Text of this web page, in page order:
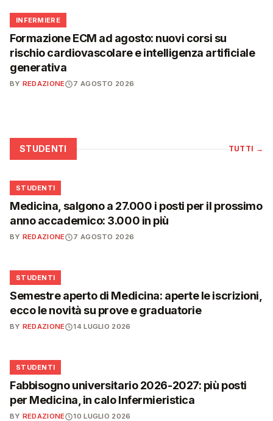
🩺
INFERMIERE
Formazione ECM ad agosto: nuovi corsi su
rischio cardiovascolare e intelligenza artificiale
generativa
BY REDAZIONE 7 AGOSTO 2026
STUDENTI TUTTI →
🎓
STUDENTI
Medicina, salgono a 27.000 i posti per il prossimo
anno accademico: 3.000 in più
BY REDAZIONE 7 AGOSTO 2026
🎓
STUDENTI
Semestre aperto di Medicina: aperte le iscrizioni,
ecco le novità su prove e graduatorie
BY REDAZIONE 14 LUGLIO 2026
🎓
STUDENTI
Fabbisogno universitario 2026-2027: più posti
per Medicina, in calo Infermieristica
BY REDAZIONE 10 LUGLIO 2026